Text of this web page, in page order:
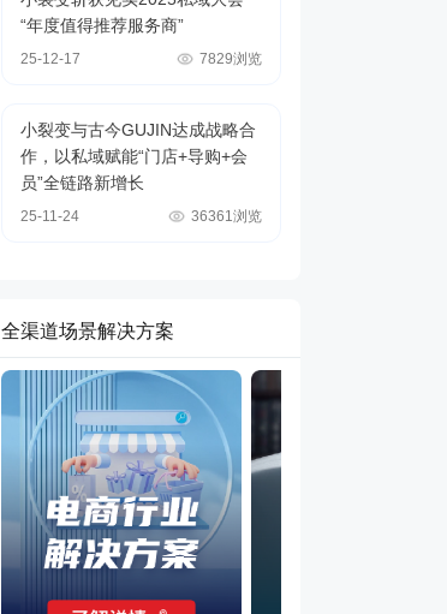
“年度值得推荐服务商”
25-12-17 7829浏览
小裂变与古今GUJIN达成战略合
作，以私域赋能“门店+导购+会
员”全链路新增长
25-11-24 36361浏览
全渠道场景解决方案